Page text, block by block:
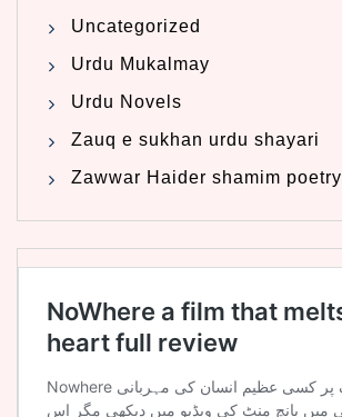
Uncategorized
Urdu Mukalmay
Urdu Novels
Zauq e sukhan urdu shayari
Zawwar Haider shamim poetry